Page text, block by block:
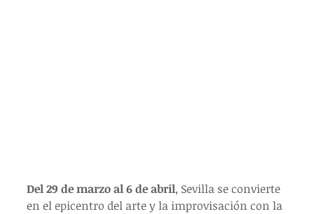
Del 29 de marzo al 6 de abril, Sevilla se convierte
en el epicentro del arte y la improvisación con la